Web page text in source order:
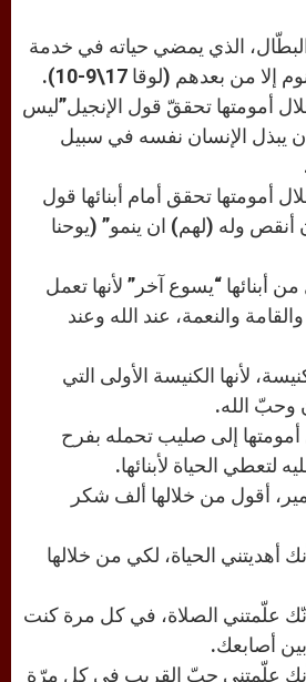
الذي يمضي حياته في خدمة
من بعدهم (لوقا 17\9-10).
أمومتها تحققّ قول الإنجيل”ليس
الإنسان نفسه في سبيل
أمومتها تحقق أمام أبنائها قول
أنقص وله (لهم) ان ينمو” (يوحنا
أبنائها “يسوع آخر” لأنها تعمل
والنعمة، عند الله وعند
لأنها الكنيسة الأولى التي
وحبّ الله.
إلى صليب تحمله بفرح
لتعطي الحياة لأبنائها.
أقول من خلالها ألف شكر
أهديتني الحياة، لكي من خلالها
علّمتني الصلاة، في كل مرة كنت
أصابعك.
علّمتِني حبّ القريب في كل مرّة